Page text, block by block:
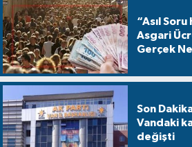
“Asıl
Asgari
Gerçek
Son
Vandaki
değişti